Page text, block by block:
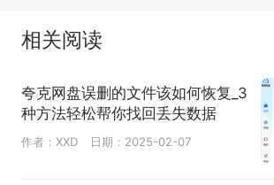
相关阅读
夸克网盘误删的文件该如何恢复_3
种方法轻松帮你找回丢失数据
作者：XXD 日期：2025-02-07